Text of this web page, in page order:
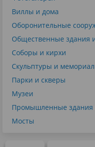
Виллы и дома
Оборонительные
Общественные здания
Соборы и кирхи
Скульптуры и
Парки и скверы
Музеи
Промышленные здания
Мосты